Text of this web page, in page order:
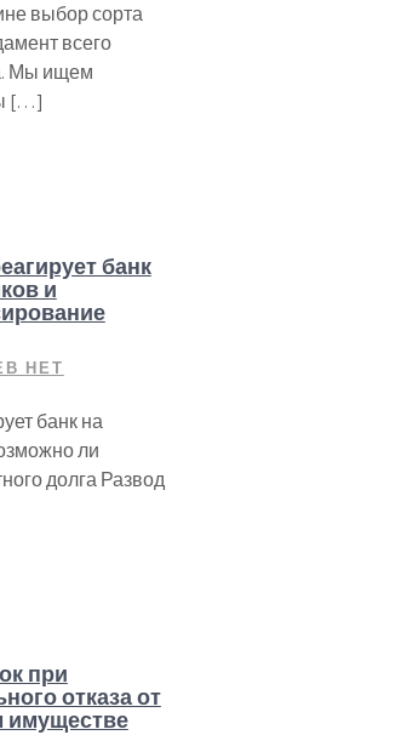
выбор сорта
всего
Мы ищем
[…]
банк
и
НЕТ
банк на
ли
долга Развод
при
отказа от
имуществе